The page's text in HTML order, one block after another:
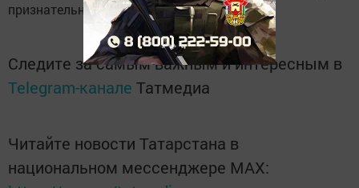
признательные показания.
Следите за самым важным и интересным в
Telegram-канале Татмедиа
Читайте новости Татарстана в
национальном мессенджере MАХ: